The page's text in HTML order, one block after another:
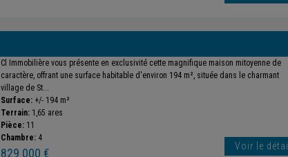
Cl Immobilière vous présente en exclusivité cette magnifique maison mitoyenne de
caractère, offrant une surface habitable d'environ 194 m², située dans le charmant
village de St...
Surface: +/- 194 m²
Terrain: 1,65 ares
Pièce: 11
Chambre: 4
829 000 € Voir le détail